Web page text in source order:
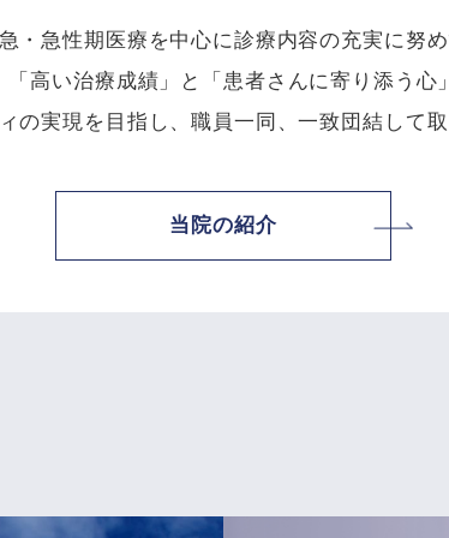
・急性期医療を中心に診療内容の充実に努め
「高い治療成績」と「患者さんに寄り添う心
の実現を目指し、職員一同、一致団結して取
当院の紹介